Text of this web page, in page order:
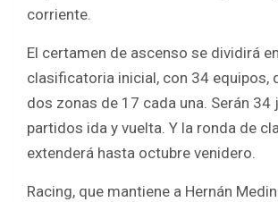
corriente.
El certamen de ascenso se dividirá
clasificatoria inicial, con 34 equipos,
dos zonas de 17 cada una. Serán 34
partidos ida y vuelta. Y la ronda de
extenderá hasta octubre venidero.
Racing, que mantiene a Hernán